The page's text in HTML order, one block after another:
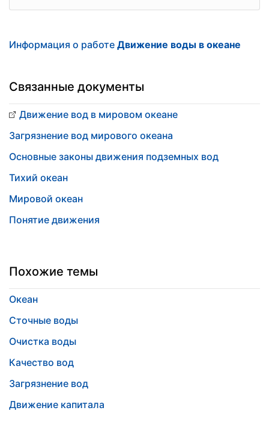
Информация о работе Движение воды в океане
Связанные документы
Движение вод в мировом океане
Загрязнение вод мирового океана
Основные законы движения подземных вод
Тихий океан
Мировой океан
Понятие движения
Похожие темы
Океан
Сточные воды
Очистка воды
Качество вод
Загрязнение вод
Движение капитала